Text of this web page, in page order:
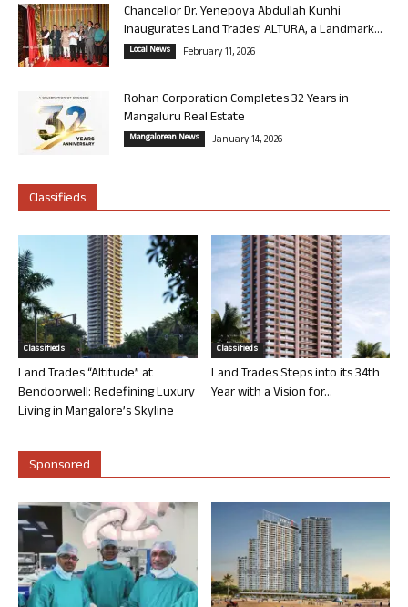
Chancellor Dr. Yenepoya Abdullah Kunhi
Inaugurates Land Trades’ ALTURA, a Landmark...
Local News February 11, 2026
Rohan Corporation Completes 32 Years in
Mangaluru Real Estate
Mangalorean News January 14, 2026
Classifieds
Classifieds
Land Trades “Altitude” at
Bendoorwell: Redefining Luxury
Living in Mangalore’s Skyline
Classifieds
Land Trades Steps into its 34th
Year with a Vision for...
Sponsored